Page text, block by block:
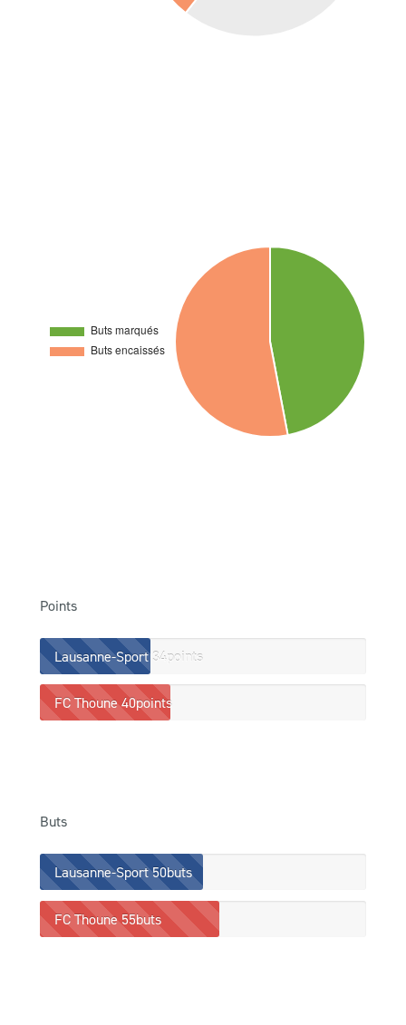
Points
Lausanne-Sport34points
FC Thoune40points
Buts
Lausanne-Sport50buts
FC Thoune55buts